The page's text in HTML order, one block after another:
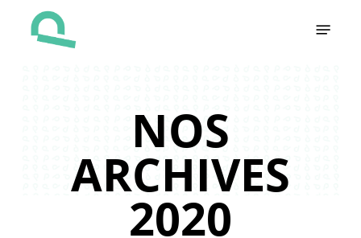
NOS
ARCHIVES
2020